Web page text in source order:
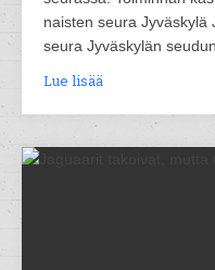
naisten seura Jyväskylä
seura Jyväskylän
Lue lisää